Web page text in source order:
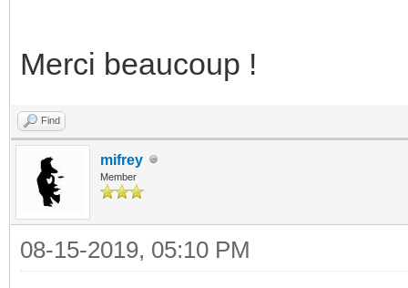
Merci beaucoup !
Find
mifrey
Member
08-15-2019, 05:10 PM